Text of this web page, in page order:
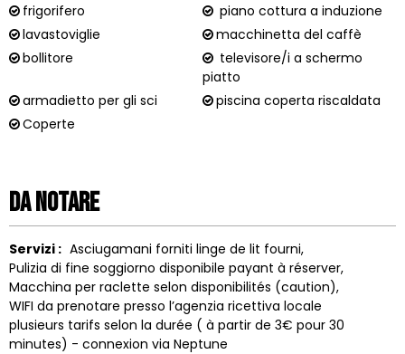
frigorifero
piano cottura a induzione
lavastoviglie
macchinetta del caffè
bollitore
televisore/i a schermo
piatto
armadietto per gli sci
piscina coperta riscaldata
Coperte
Da notare
Servizi : Asciugamani forniti linge de lit fourni
Pulizia di fine soggiorno disponibile payant à réserver
Macchina per raclette selon disponibilités (caution)
WIFI da prenotare presso l’agenzia ricettiva locale
plusieurs tarifs selon la durée ( à partir de 3€ pour 30
minutes) - connexion via Neptune